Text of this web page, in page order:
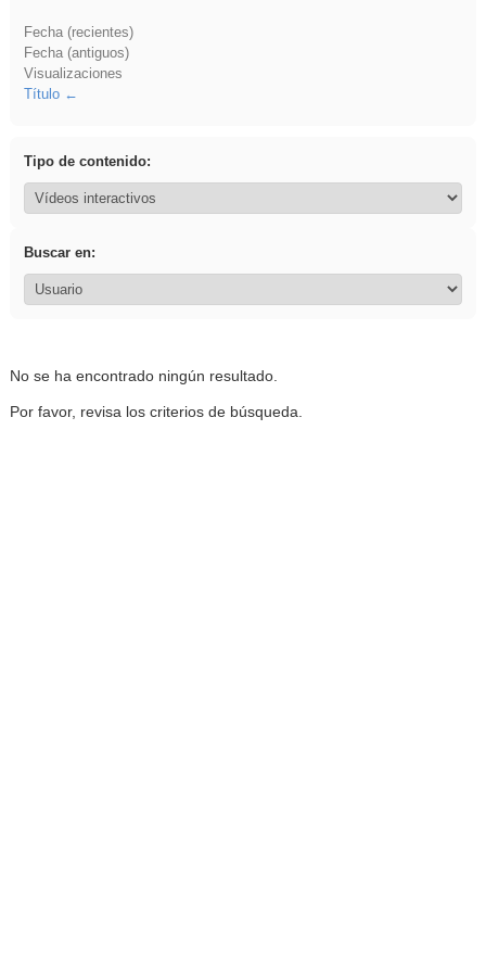
Fecha (recientes)
Fecha (antiguos)
Visualizaciones
Título
Tipo de contenido:
Buscar en:
No se ha encontrado ningún resultado.
Por favor, revisa los criterios de búsqueda.